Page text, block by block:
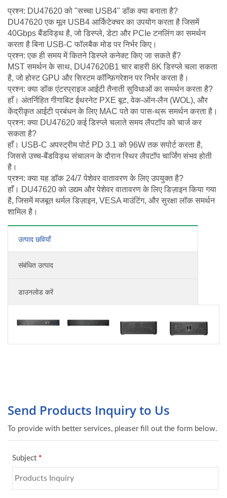
प्रश्न: DU47620 को "सच्चा USB4" डॉक क्या बनाता है?
DU47620 एक मूल USB4 आर्किटेक्चर का उपयोग करता है जिसमें
40Gbps बैंडविड्थ है, जो डिस्प्ले, डेटा और PCIe टनलिंग का समर्थन
करता है बिना USB-C फॉलबैक मोड पर निर्भर किए।
प्रश्न: एक ही समय में कितने डिस्प्ले कनेक्ट किए जा सकते हैं?
MST समर्थन के साथ, DU47620B1 चार बाहरी 8K डिस्प्ले चला सकता
है, जो होस्ट GPU और सिस्टम कॉन्फ़िगरेशन पर निर्भर करता है।
प्रश्न: क्या डॉक एंटरप्राइज आईटी तैनाती सुविधाओं का समर्थन करता है?
हाँ। अंतर्निहित गीगाबिट ईथरनेट PXE बूट, वेक-ऑन-लैन (WOL), और
केंद्रीकृत आईटी प्रबंधन के लिए MAC पते का पास-थ्रू समर्थन करता है।
प्रश्न: क्या DU47620 कई डिस्प्ले चलाते समय लैपटॉप को चार्ज कर
सकता है?
हाँ। USB-C अपस्ट्रीम पोर्ट PD 3.1 को 96W तक सपोर्ट करता है,
जिससे उच्च-बैंडविड्थ संचालन के दौरान स्थिर लैपटॉप चार्जिंग संभव होती
है।
प्रश्न: क्या यह डॉक 24/7 पेशेवर वातावरण के लिए उपयुक्त है?
हाँ। DU47620 को उद्यम और पेशेवर वातावरण के लिए डिज़ाइन किया गया
है, जिसमें मजबूत थर्मल डिज़ाइन, VESA माउंटिंग, और सुरक्षा लॉक समर्थन
शामिल है।
उत्पाद छवियाँ
संबंधित उत्पाद
डाउनलोड करें